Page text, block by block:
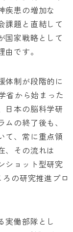
疾患の増加な
課題と直結して
国家戦略として
です。
体制が段階的に
省から始まった
日本の脳科学研
の終了後も、
て、常に重点領
、その流れは
ショット型研究
の研究推進プロ
実働部隊とし